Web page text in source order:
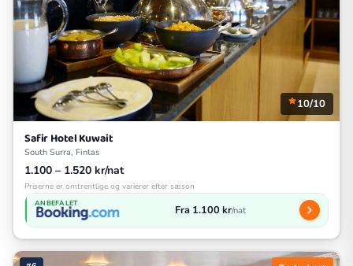
10/10
Safir Hotel Kuwait
South Surra, Fintas
1.100 – 1.520 kr/nat
Priserne er omtrentlige og varierer efter sæson
ANBEFALET Fra 1.100 kr/nat